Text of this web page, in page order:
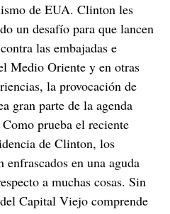
de EUA. Clinton les
un desafío para que lancen
las embajadas e
Medio Oriente y en otras
la provocación de
gran parte de la agenda
prueba el reciente
de Clinton, los
enfrascados en una aguda
a muchas cosas. Sin
Capital Viejo comprende